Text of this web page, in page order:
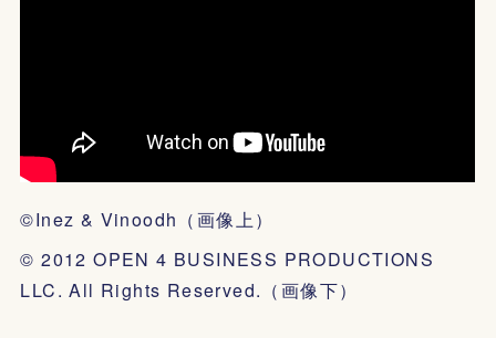
©Inez & Vinoodh（画像上）
© 2012 OPEN 4 BUSINESS PRODUCTIONS
LLC. All Rights Reserved.（画像下）